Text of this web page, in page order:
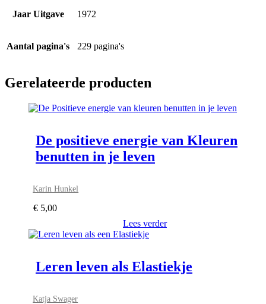
Jaar Uitgave 1972
Aantal pagina's 229 pagina's
Gerelateerde producten
De positieve energie van Kleuren
benutten in je leven
Karin Hunkel
€ 5,00
Lees verder
Leren leven als Elastiekje
Katja Swager